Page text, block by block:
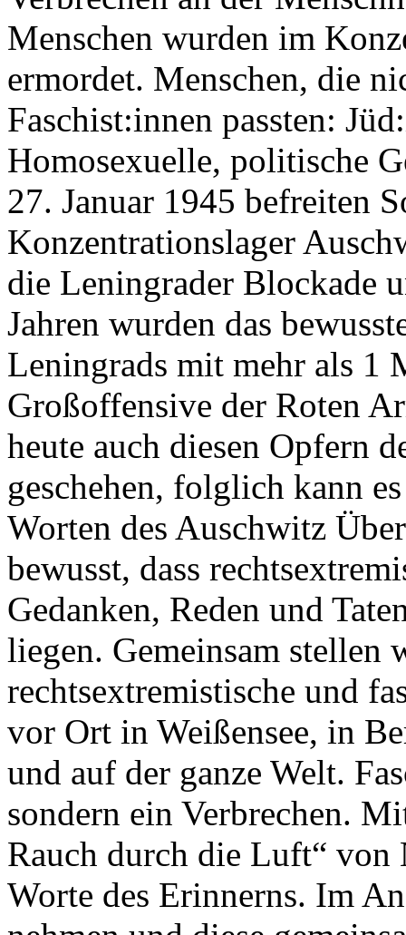
Menschen wurden im
ermordet. Menschen, die
Faschist:innen passten:
Homosexuelle, politische
27. Januar 1945 befreiten
Konzentrationslager
die Leningrader Blockade
Jahren wurden das
Leningrads mit mehr als 1
Großoffensive der Roten
heute auch diesen Opfern
geschehen, folglich kann
Worten des Auschwitz
bewusst, dass
Gedanken, Reden und
liegen. Gemeinsam stellen
rechtsextremistische und
vor Ort in Weißensee, in
und auf der ganze Welt.
sondern ein Verbrechen.
Rauch durch die Luft“ von
Worte des Erinnerns. Im